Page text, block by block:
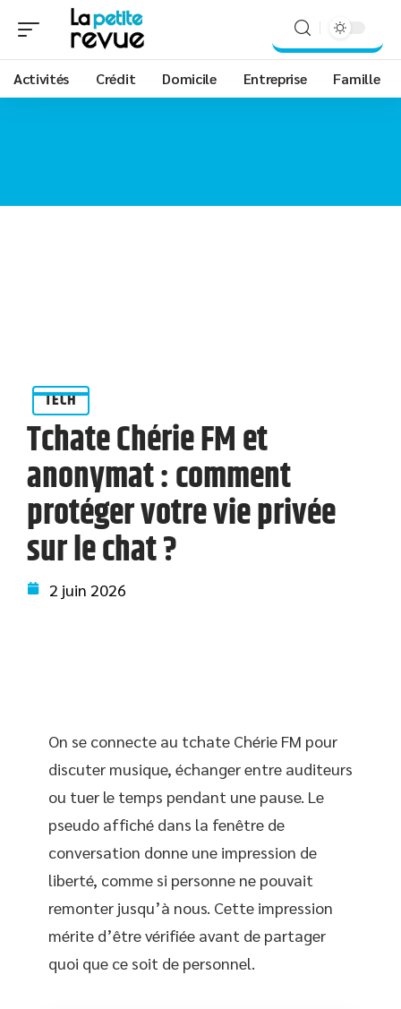
Activités Crédit Domicile Entreprise Famille
TECH
Tchate Chérie FM et
anonymat : comment
protéger votre vie privée
sur le chat ?
2 juin 2026
On se connecte au tchate Chérie FM pour
discuter musique, échanger entre auditeurs
ou tuer le temps pendant une pause. Le
pseudo affiché dans la fenêtre de
conversation donne une impression de
liberté, comme si personne ne pouvait
remonter jusqu’à nous. Cette impression
mérite d’être vérifiée avant de partager
quoi que ce soit de personnel.